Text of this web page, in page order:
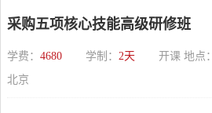
采购五项核心技能高级研修班
学费： 4680 学制： 2天 开课 地点：
北京